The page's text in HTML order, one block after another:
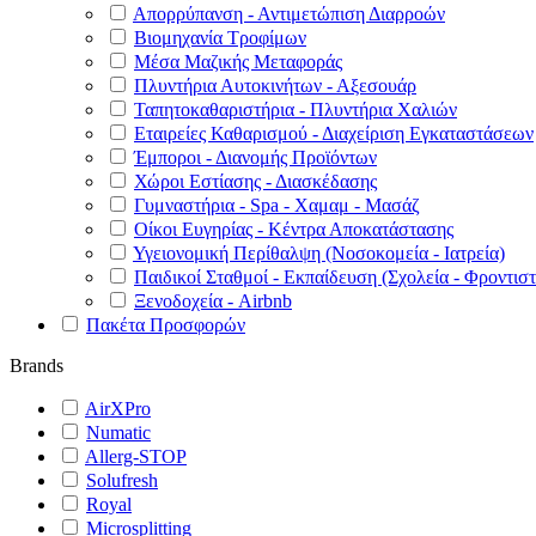
Απορρύπανση - Αντιμετώπιση Διαρροών
Βιομηχανία Τροφίμων
Μέσα Μαζικής Μεταφοράς
Πλυντήρια Αυτοκινήτων - Αξεσουάρ
Ταπητοκαθαριστήρια - Πλυντήρια Χαλιών
Εταιρείες Καθαρισμού - Διαχείριση Εγκαταστάσεων
Έμποροι - Διανομής Προϊόντων
Χώροι Εστίασης - Διασκέδασης
Γυμναστήρια - Spa - Χαμαμ - Μασάζ
Οίκοι Ευγηρίας - Κέντρα Αποκατάστασης
Υγειονομική Περίθαλψη (Νοσοκομεία - Ιατρεία)
Παιδικοί Σταθμοί - Εκπαίδευση (Σχολεία -
Ξενοδοχεία - Airbnb
Πακέτα Προσφορών
Brands
AirXPro
Numatic
Allerg-STOP
Solufresh
Royal
Microsplitting